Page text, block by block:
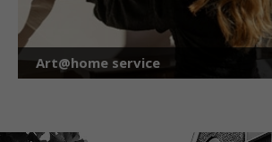
Art@home service